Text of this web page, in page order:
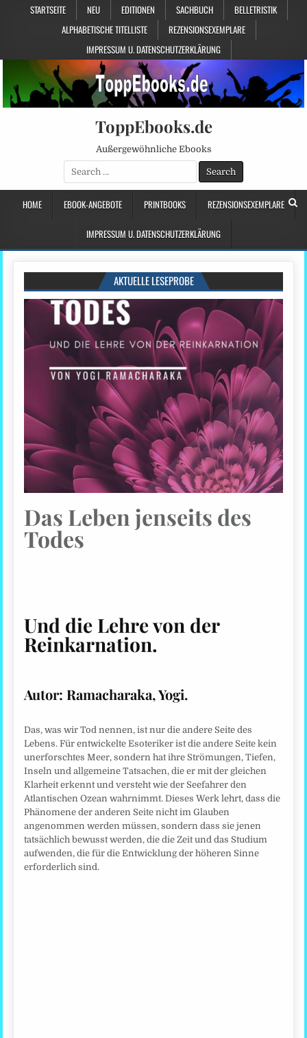
STARTSEITE NEU EDITIONEN SACHBUCH
BELLETRISTIK
ALPHABETISCHE TITELLISTE
REZENSIONSEXEMPLARE
IMPRESSUM U. DATENSCHUTZERKLÄRUNG
ToppEbooks.de
Außergewöhnliche Ebooks
Search
for:
HOME EBOOK-ANGEBOTE PRINTBOOKS REZENSIONSEXEMPLARE
IMPRESSUM U. DATENSCHUTZERKLÄRUNG
AKTUELLE LESEPROBE
Das Leben jenseits des
Todes
Und die Lehre von der
Reinkarnation.
Autor: Ramacharaka, Yogi.
Das, was wir Tod nennen, ist nur die andere Seite des
Lebens. Für entwickelte Esoteriker ist die andere Seite kein
unerforschtes Meer, sondern hat ihre Strömungen, Tiefen,
Inseln und allgemeine Tatsachen, die er mit der gleichen
Klarheit erkennt und versteht wie der Seefahrer den
Atlantischen Ozean wahrnimmt. Dieses Werk lehrt, dass die
Phänomene der anderen Seite nicht im Glauben
angenommen werden müssen, sondern dass sie jenen
tatsächlich bewusst werden, die die Zeit und das Studium
aufwenden, die für die Entwicklung der höheren Sinne
erforderlich sind.